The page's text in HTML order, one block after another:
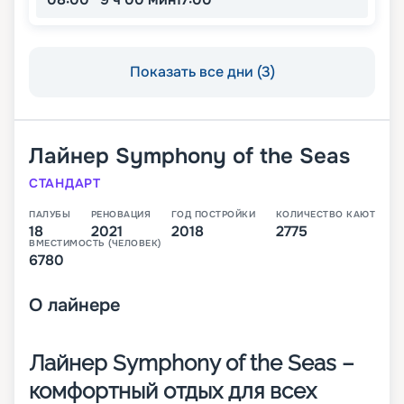
Показать все дни (3)
Лайнер Symphony of the Seas
СТАНДАРТ
ПАЛУБЫ
18
РЕНОВАЦИЯ
2021
ГОД ПОСТРОЙКИ
2018
КОЛИЧЕСТВО КАЮТ
2775
ВМЕСТИМОСТЬ (ЧЕЛОВЕК)
6780
О лайнере
Лайнер Symphony of the Seas –
комфортный отдых для всех